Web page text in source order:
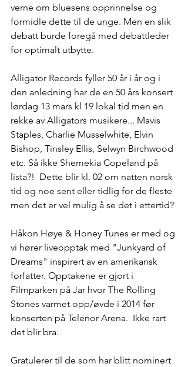
verne om bluesens opprinnelse og
formidle dette til de unge. Men en slik
debatt burde foregå med debattleder
for optimalt utbytte.
Alligator Records fyller 50 år i år og i
den anledning har de en 50 års konsert
lørdag 13 mars kl 19 lokal tid men en
rekke av Alligators musikere... Mavis
Staples, Charlie Musselwhite, Elvin
Bishop, Tinsley Ellis, Selwyn Birchwood
etc. Så ikke Shemekia Copeland på
lista?!  Dette blir kl. 02 om natten norsk
tid og noe sent eller tidlig for de fleste
men det er vel mulig å se det i ettertid?
Håkon Høye & Honey Tunes er med og
vi hører liveopptak med "Junkyard of
Dreams" inspirert av en amerikansk
forfatter. Opptakene er gjort i
Filmparken på Jar hvor The Rolling
Stones varmet opp/øvde i 2014 før
konserten på Telenor Arena.  Ikke rart
det blir bra.
Gratulerer til de som har blitt nominert